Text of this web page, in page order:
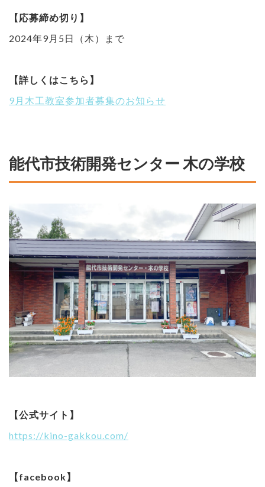
【応募締め切り】
2024年9月5日（木）まで
【詳しくはこちら】
9月木工教室参加者募集のお知らせ
能代市技術開発センター 木の学校
【公式サイト】
https://kino-gakkou.com/
【facebook】